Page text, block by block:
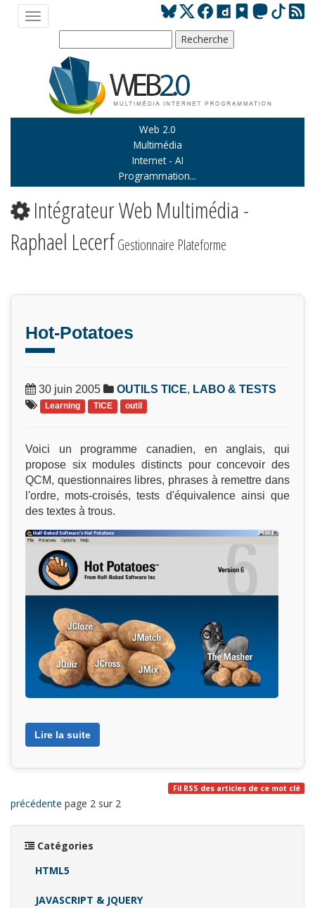
Web 2.0
Multimédia
Internet - AI
Programmation...
Intégrateur Web Multimédia -
Raphael LecerfGestionnaire Plateforme
Hot-Potatoes
30 juin 2005 OUTILS TICE, LABO & TESTS
Learning TICE outil
Voici un programme canadien, en anglais, qui
propose six modules distincts pour concevoir des
QCM, questionnaires libres, phrases à remettre dans
l'ordre, mots-croisés, tests d'équivalence ainsi que
des textes à trous.
Lire la suite
Fil RSS des articles de ce mot clé
précédente page 2 sur 2
Catégories
HTML5
JAVASCRIPT & JQUERY